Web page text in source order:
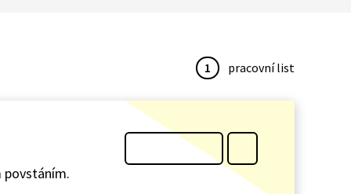
1 pracovní list
povstáním.